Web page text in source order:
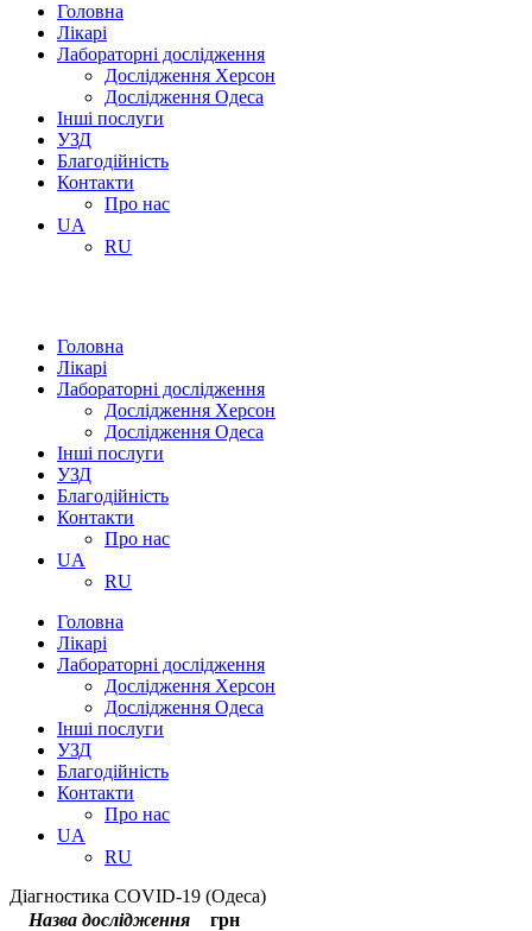
Головна
Лікарі
Лабораторні дослідження
Дослідження Херсон
Дослідження Одеса
Інші послуги
УЗД
Благодійність
Контакти
Про нас
UA
RU
Головна
Лікарі
Лабораторні дослідження
Дослідження Херсон
Дослідження Одеса
Інші послуги
УЗД
Благодійність
Контакти
Про нас
UA
RU
Головна
Лікарі
Лабораторні дослідження
Дослідження Херсон
Дослідження Одеса
Інші послуги
УЗД
Благодійність
Контакти
Про нас
UA
RU
Діагностика COVID-19 (Одеса)
Назва дослідження
грн